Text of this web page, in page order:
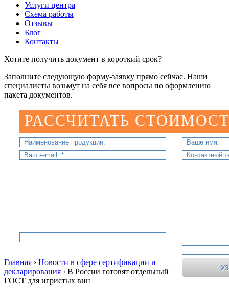
Услуги центра
Схема работы
Отзывы
Блог
Контакты
Хотите получить документ в короткий срок?
Заполните следующую форму-заявку прямо сейчас. Наши
специалисты возьмут на себя все вопросы по оформлению
пакета документов.
РАССЧИТАТЬ
Главная › Новости в сфере сертификации и
декларирования › В России готовят отдельный
ГОСТ для игристых вин